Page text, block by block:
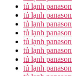
tủ lạnh
tủ lạnh
tủ lạnh
tủ lạnh
tủ lạnh
tủ lạnh
tủ lạnh
tủ lạnh